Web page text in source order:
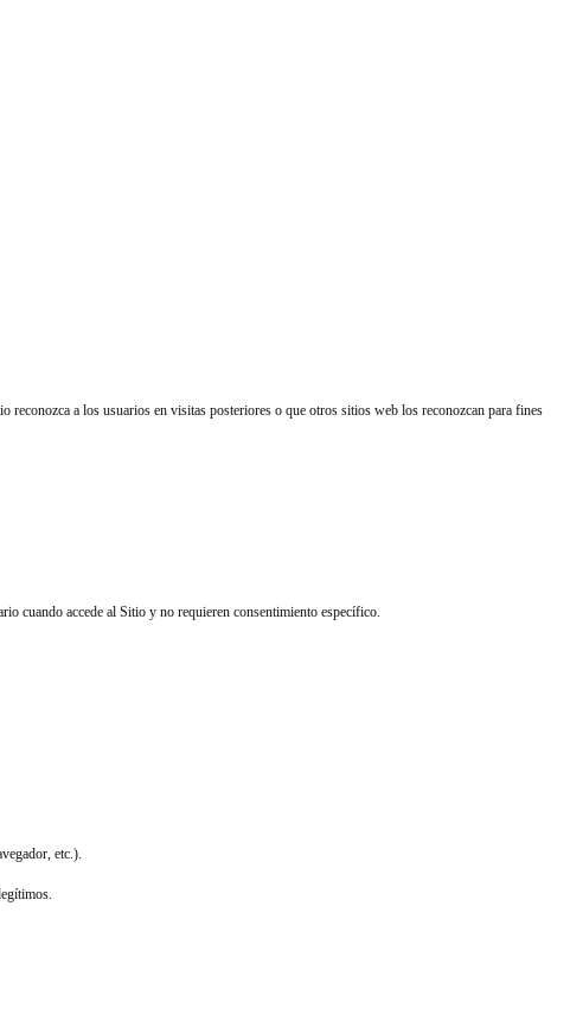
a los usuarios en visitas posteriores o que otros sitios web los reconozcan para fines
cuando accede al Sitio y no requieren consentimiento específico.
etc.).